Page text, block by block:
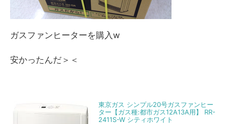
ガスファンヒーターを購入w
安かったんだ＞＜
東京ガス シンプル20号ガスファンヒー
ター【ガス種:都市ガス12A13A用】 RR-
2411S-W シティホワイト